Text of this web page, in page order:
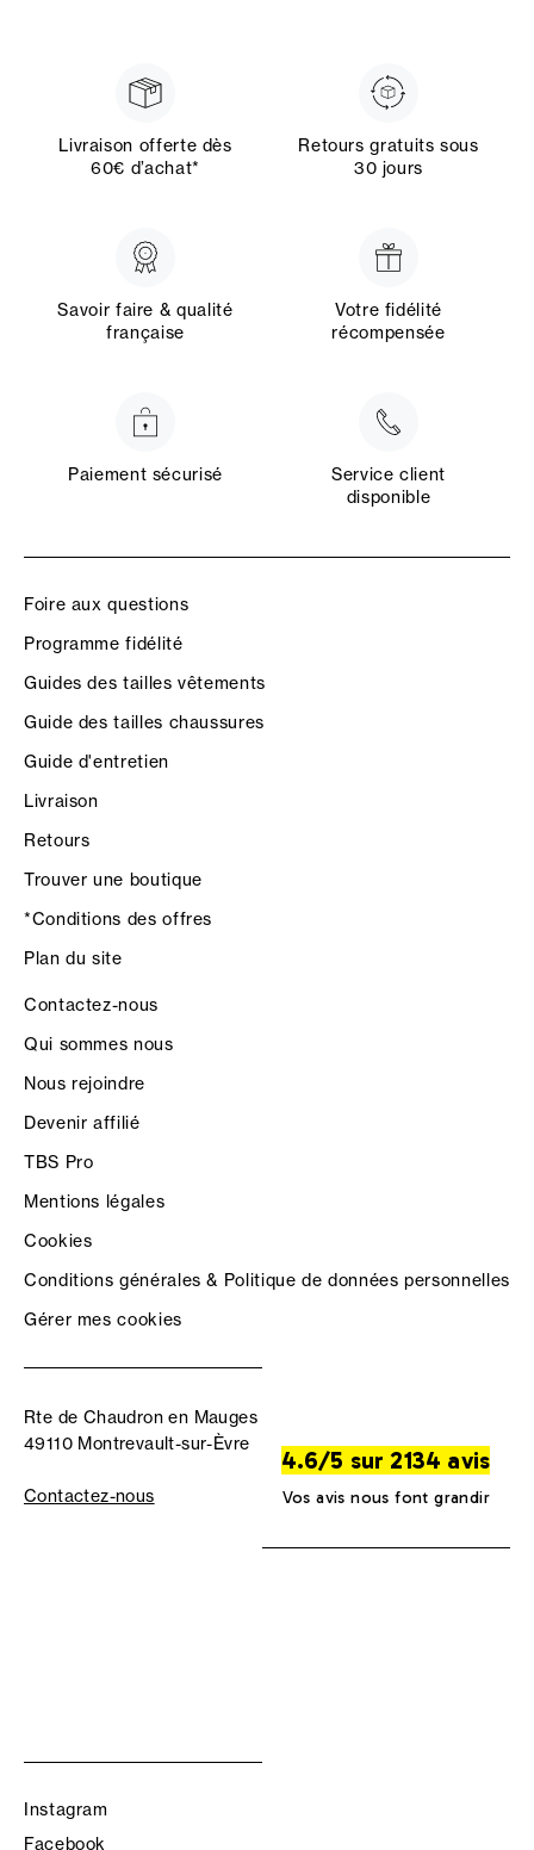
Livraison offerte dès
60€ d’achat*
Retours gratuits sous
30 jours
Savoir faire & qualité
française
Votre fidélité
récompensée
Paiement sécurisé
Service client
disponible
Foire aux questions
Programme fidélité
Guides des tailles vêtements
Guide des tailles chaussures
Guide d'entretien
Livraison
Retours
Trouver une boutique
*Conditions des offres
Plan du site
Contactez-nous
Qui sommes nous
Nous rejoindre
Devenir affilié
TBS Pro
Mentions légales
Cookies
Conditions générales & Politique de données personnelles
Gérer mes cookies
Rte de Chaudron en Mauges
49110 Montrevault-sur-Èvre
Contactez-nous
4.6/5 sur 2134 avis
Vos avis nous font grandir
Instagram
Facebook